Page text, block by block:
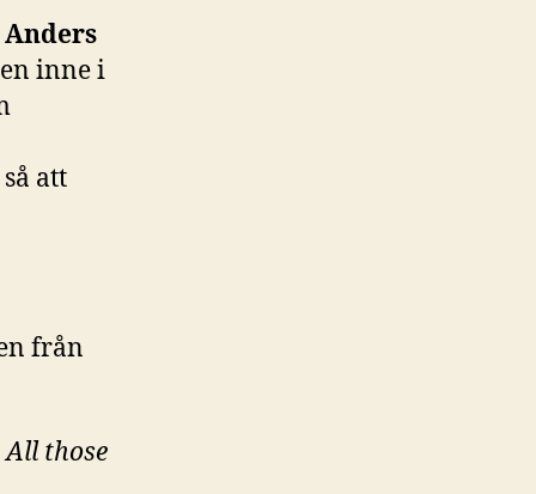
Anders
inne i
att
från
All those